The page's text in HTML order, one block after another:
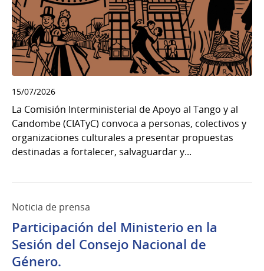
15/07/2026
La Comisión Interministerial de Apoyo al Tango y al
Candombe (CIATyC) convoca a personas, colectivos y
organizaciones culturales a presentar propuestas
destinadas a fortalecer, salvaguardar y...
Noticia de prensa
Participación del Ministerio en la
Sesión del Consejo Nacional de
Género.